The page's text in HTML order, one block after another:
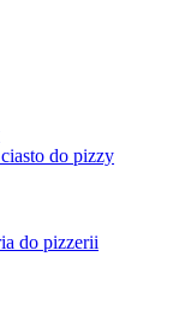
do pizzy
do pizzerii